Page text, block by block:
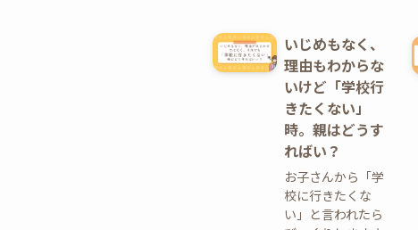
いじめもなく、
理由もわからな
いけど「学校行
きたくない」
時。親はどうす
ればい？
お子さんから「学
校に行きたくな
い」と言われたら